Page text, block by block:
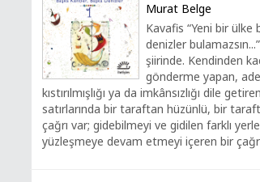
Murat Belge
Kavafis “Yeni bir ülke
denizler
şiirinde. Kendinden
gönderme yapan,
kıstırılmışlığı ya da imkânsızlığı dile
satırlarında bir taraftan hüzünlü, bir
çağrı var; gidebilmeyi ve gidilen farklı
yüzleşmeye devam etmeyi içeren bir